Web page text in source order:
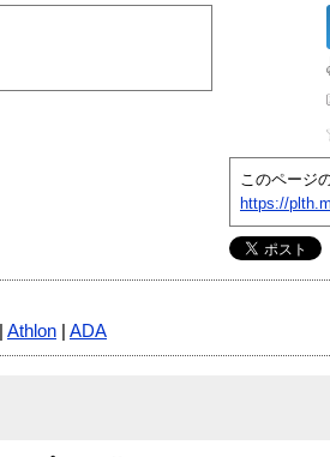
このページ
https://
Athlon ADA